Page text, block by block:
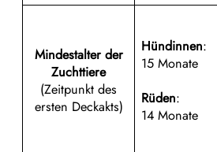
Mindestalter der
Zuchttiere
(Zeitpunkt des
ersten Deckakts)
Hündinnen:
15 Monate
Rüden:
14 Monate